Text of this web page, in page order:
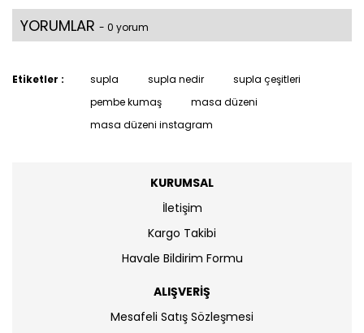
YORUMLAR - 0 yorum
Etiketler : supla supla nedir
supla çeşitleri
pembe kumaş
masa düzeni
masa düzeni instagram
KURUMSAL
İletişim
Kargo Takibi
Havale Bildirim Formu
ALIŞVERİŞ
Mesafeli Satış Sözleşmesi